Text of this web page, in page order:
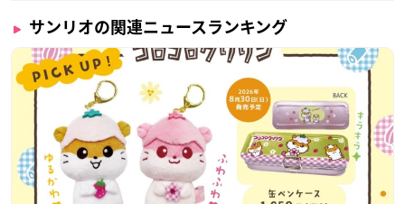
サンリオの関連ニュースランキング